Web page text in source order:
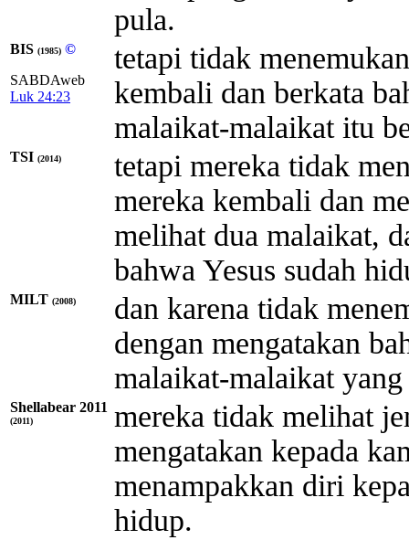
pula.
BIS (1985) ©
SABDAweb
Luk 24:23
tetapi tidak
kembali dan berkata
malaikat-malaikat itu
TSI (2014)
tetapi mereka tidak
mereka kembali dan
melihat dua malaikat,
bahwa Yesus sudah
MILT (2008)
dan karena tidak
dengan mengatakan
malaikat-malaikat
Shellabear 2011
(2011)
mereka tidak melihat
mengatakan kepada
menampakkan diri
hidup.